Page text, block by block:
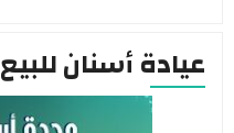
عيادة أسنان للبيع